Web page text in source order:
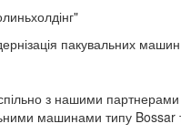
пакувальних машин
з нашими
машинами типу